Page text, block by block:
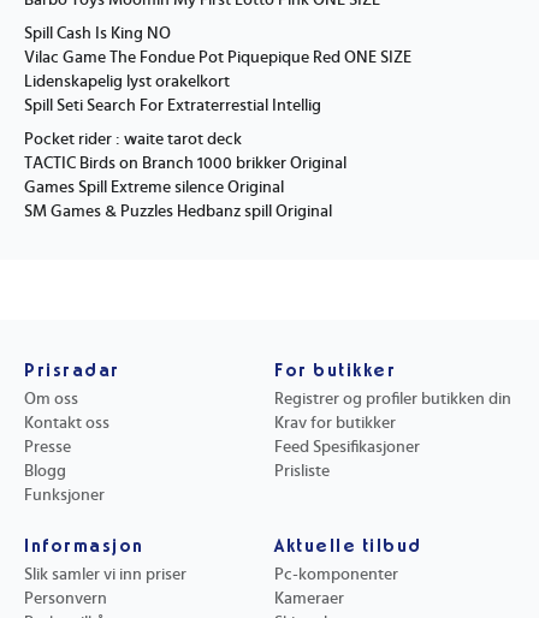
Spill Cash Is King NO
Vilac Game The Fondue Pot Piquepique Red ONE SIZE
Lidenskapelig lyst orakelkort
Spill Seti Search For Extraterrestial Intellig
Pocket rider : waite tarot deck
TACTIC Birds on Branch 1000 brikker Original
Games Spill Extreme silence Original
SM Games & Puzzles Hedbanz spill Original
Prisradar
Om oss
Kontakt oss
Presse
Blogg
Funksjoner
For butikker
Registrer og profiler butikken din
Krav for butikker
Feed Spesifikasjoner
Prisliste
Informasjon
Slik samler vi inn priser
Personvern
Aktuelle tilbud
Pc-komponenter
Kameraer